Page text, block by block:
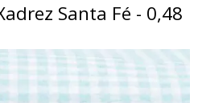
Santa Fé - 0,48